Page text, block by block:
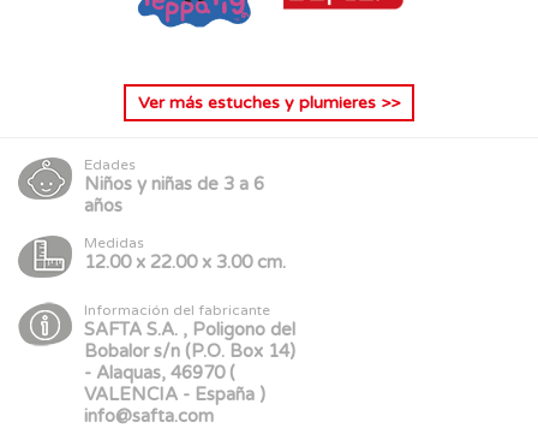
Ver más estuches y plumieres >>
Edades
Niños y niñas de 3 a 6
años
Medidas
12.00 x 22.00 x 3.00 cm.
Información del fabricante
SAFTA S.A. , Poligono del
Bobalor s/n (P.O. Box 14)
- Alaquas, 46970 (
VALENCIA - España )
info@safta.com